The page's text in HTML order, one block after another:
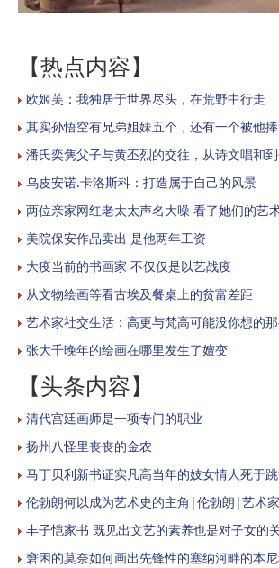
【热点内容】
欧姬芙：我独居于世界尽头，在荒野中行走
其实孙悟空有兄弟姐妹五个，还有一个被他
潘氏奕隽父子与黄丕烈的交往，从诗文唱和
乌皮安诺.卡洛斯科：打造属于自己的风景
两位亲家网红老太太声名大噪 看了她们的艺
美院保安作品卖出 是他两年工资
大疫当前的书画家 不仅仅是以艺战疫
从文物绘画等看古埃及餐桌上的贫富差距
艺术家社交生活：高更与梵高可能没你想的
张大千晚年的绘画在哪里发生了嬗变
【头条内容】
清代宫廷画师是一项专门的职业
扬州八怪里丧丧的金农
马丁贝利新书证实凡高当年的妓女情人死于
伦勃朗何以成为艺术史的主角|伦勃朗|艺术
丰子恺家书 既见出文艺的素养也是对子女的
窘困的莫奈如何画出先锋性的塞纳河畔的本